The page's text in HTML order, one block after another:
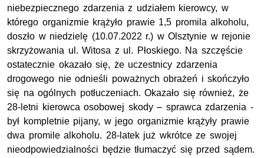
niebezpiecznego zdarzenia z udziałem kierowcy, w
którego organizmie krążyło prawie 1,5 promila alkoholu,
doszło w niedzielę (10.07.2022 r.) w Olsztynie w rejonie
skrzyżowania ul. Witosa z ul. Płoskiego. Na szczęście
ostatecznie okazało się, że uczestnicy zdarzenia
drogowego nie odnieśli poważnych obrażeń i skończyło
się na ogólnych potłuczeniach. Okazało się również, że
28-letni kierowca osobowej skody – sprawca zdarzenia -
był kompletnie pijany, w jego organizmie krążyły prawie
dwa promile alkoholu. 28-latek już wkrótce ze swojej
nieodpowiedzialności będzie tłumaczyć się przed sądem.